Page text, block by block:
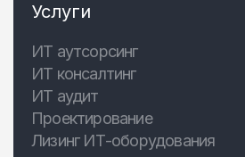
Услуги
ИТ аутсорсинг
ИТ консалтинг
ИТ аудит
Проектирование
Лизинг ИТ-оборудования